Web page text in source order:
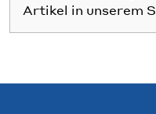
Artikel in unserem